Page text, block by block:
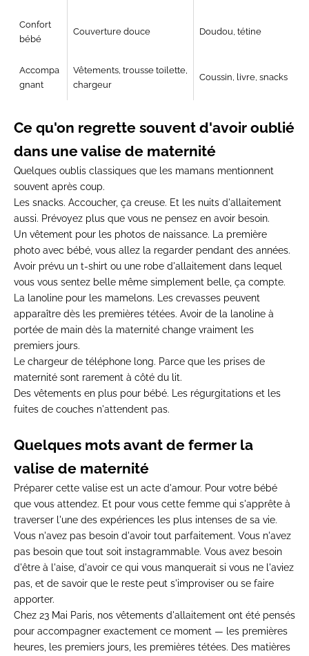
Confort
bébé
Couverture douce Doudou, tétine
Accompa
gnant
Vêtements, trousse toilette,
chargeur
Coussin, livre, snacks
Ce qu'on regrette souvent d'avoir oublié
dans une valise de maternité
Quelques oublis classiques que les mamans mentionnent
souvent après coup.
Les snacks. Accoucher, ça creuse. Et les nuits d'allaitement
aussi. Prévoyez plus que vous ne pensez en avoir besoin.
Un vêtement pour les photos de naissance. La première
photo avec bébé, vous allez la regarder pendant des années.
Avoir prévu un t-shirt ou une robe d'allaitement dans lequel
vous vous sentez belle même simplement belle, ça compte.
La lanoline pour les mamelons. Les crevasses peuvent
apparaître dès les premières tétées. Avoir de la lanoline à
portée de main dès la maternité change vraiment les
premiers jours.
Le chargeur de téléphone long. Parce que les prises de
maternité sont rarement à côté du lit.
Des vêtements en plus pour bébé. Les régurgitations et les
fuites de couches n'attendent pas.
Quelques mots avant de fermer la
valise de maternité
Préparer cette valise est un acte d'amour. Pour votre bébé
que vous attendez. Et pour vous cette femme qui s'apprête à
traverser l'une des expériences les plus intenses de sa vie.
Vous n'avez pas besoin d'avoir tout parfaitement. Vous n'avez
pas besoin que tout soit instagrammable. Vous avez besoin
d'être à l'aise, d'avoir ce qui vous manquerait si vous ne l'aviez
pas, et de savoir que le reste peut s'improviser ou se faire
apporter.
Chez 23 Mai Paris, nos vêtements d'allaitement ont été pensés
pour accompagner exactement ce moment — les premières
heures, les premiers jours, les premières tétées. Des matières